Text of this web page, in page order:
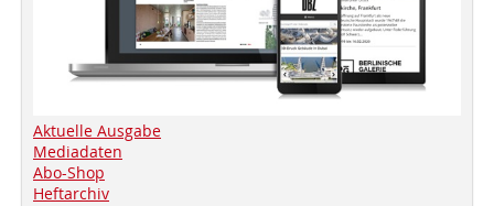
Aktuelle Ausgabe
Mediadaten
Abo-Shop
Heftarchiv